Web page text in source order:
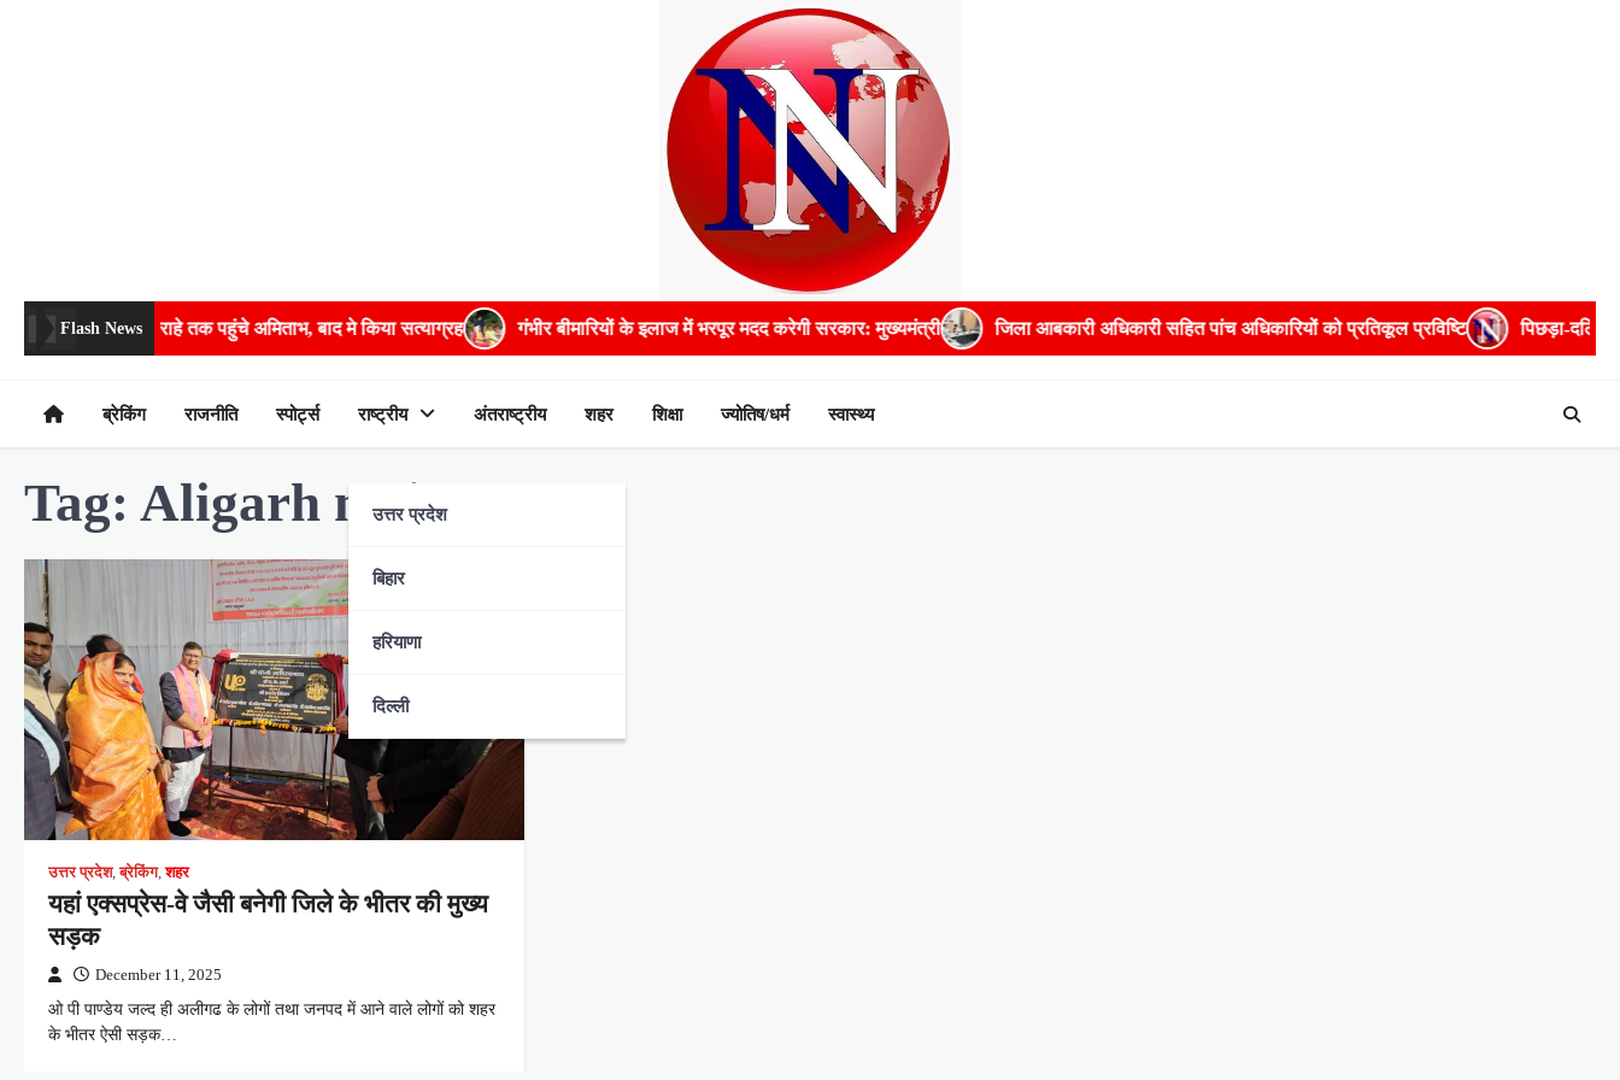
Flash News
फांदकर चौराहे तक पहुंचे अमिताभ, बाद मे किया सत्याग्रह गंभीर बीमारियों के इलाज में भरपूर मदद करेगी सरकार: मुख्यमंत्री जिला आबकारी अधिकारी सहित पांच अधिकारियों को प्रतिकूल प्रविष्टि पिछड़ा-दलित
ब्रेकिंग राजनीति स्पोर्ट्स राष्ट्रीय
उत्तर प्रदेश
बिहार
हरियाणा
दिल्ली
अंतराष्ट्रीय शहर शिक्षा ज्योतिष/धर्म स्वास्थ्य
Tag: Aligarh main road
उत्तर प्रदेश,ब्रेकिंग,शहर
यहां एक्सप्रेस-वे जैसी बनेगी जिले के भीतर की मुख्य
सड़क
December 11, 2025
ओ पी पाण्डेय जल्द ही अलीगढ के लोगों तथा जनपद में आने वाले लोगों को शहर
के भीतर ऐसी सड़क…